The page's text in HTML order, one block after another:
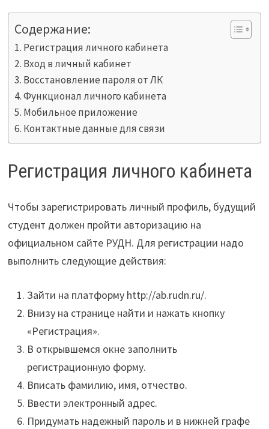
Содержание:
Регистрация личного кабинета
Вход в личный кабинет
Восстановление пароля от ЛК
Функционал личного кабинета
Мобильное приложение
Контактные данные для связи
Регистрация личного кабинета
Чтобы зарегистрировать личный профиль, будущий
студент должен пройти авторизацию на
официальном сайте РУДН. Для регистрации надо
выполнить следующие действия:
Зайти на платформу http://ab.rudn.ru/.
Внизу на странице найти и нажать кнопку
«Регистрация».
В открывшемся окне заполнить
регистрационную форму.
Вписать фамилию, имя, отчество.
Ввести электронный адрес.
Придумать надежный пароль и в нижней графе